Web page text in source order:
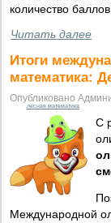
количество
Читать далее
Итоги
математика:
Опубликовано
лесная математика
С
Международной